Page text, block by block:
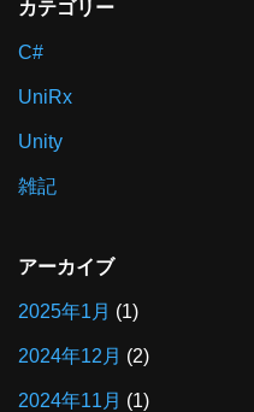
カテゴリー
C#
UniRx
Unity
雑記
アーカイブ
2025年1月 (1)
2024年12月 (2)
2024年11月 (1)